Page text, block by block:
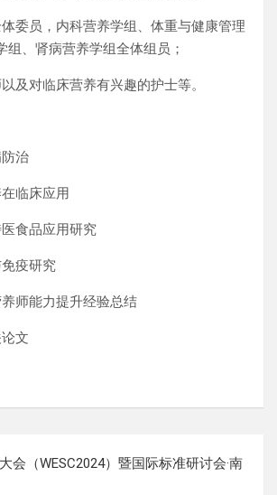
委员，内科营养学组、体重与健康管理
组、肾病营养学组全体组员；
及对临床营养有兴趣的护士等。
治
临床应用
食品应用研究
疫研究
师能力提升经验总结
文
会（WESC2024）暨国际标准研讨会·南